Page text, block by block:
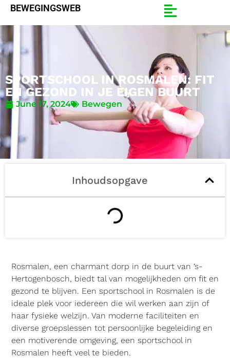
BEWEGINGSWEB
SPORTSCHOOL IN ROSMALEN: FIT
EN GEZOND IN JE EIGEN BUURT
June 17, 2024 Bewegen
Inhoudsopgave
Rosmalen, een charmant dorp in de buurt van ‘s-
Hertogenbosch, biedt tal van mogelijkheden om fit en
gezond te blijven. Een sportschool in Rosmalen is de
ideale plek voor iedereen die wil werken aan zijn of
haar fysieke welzijn. Van moderne faciliteiten en
diverse groepslessen tot persoonlijke begeleiding en
een motiverende omgeving, een sportschool in
Rosmalen heeft veel te bieden.